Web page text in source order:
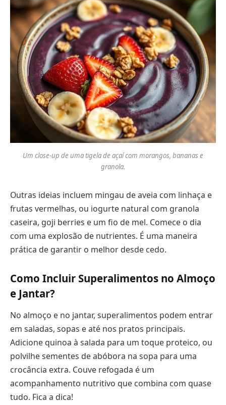
Um close-up de uma tigela de açaí com morangos, bananas e
granola.
Outras ideias incluem mingau de aveia com linhaça e
frutas vermelhas, ou iogurte natural com granola
caseira, goji berries e um fio de mel. Comece o dia
com uma explosão de nutrientes. É uma maneira
prática de garantir o melhor desde cedo.
Como Incluir Superalimentos no Almoço
e Jantar?
No almoço e no jantar, superalimentos podem entrar
em saladas, sopas e até nos pratos principais.
Adicione quinoa à salada para um toque proteico, ou
polvilhe sementes de abóbora na sopa para uma
crocância extra. Couve refogada é um
acompanhamento nutritivo que combina com quase
tudo. Fica a dica!